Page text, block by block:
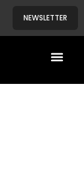
NEWSLETTER